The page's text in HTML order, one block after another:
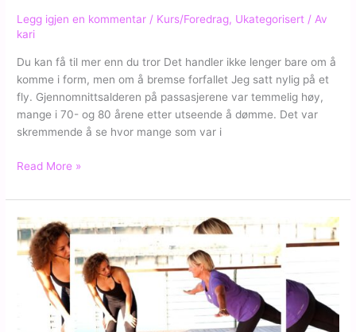
Legg igjen en kommentar / Kurs/Foredrag, Ukategorisert / Av
kari
Du kan få til mer enn du tror Det handler ikke lenger bare om å
komme i form, men om å bremse forfallet Jeg satt nylig på et
fly. Gjennomnittsalderen på passasjerene var temmelig høy,
mange i 70- og 80 årene etter utseende å dømme. Det var
skremmende å se hvor mange som var i
Ja,
finnes
håp
–
også
etter
Read More »